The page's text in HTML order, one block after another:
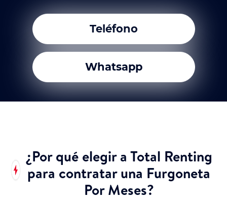
Teléfono
Whatsapp
¿Por qué elegir a Total Renting
para contratar una Furgoneta
Por Meses?